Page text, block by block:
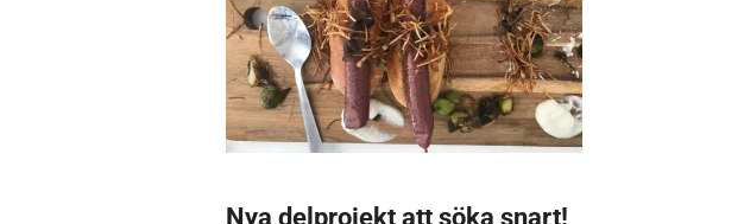
Nya delprojekt att söka snart!